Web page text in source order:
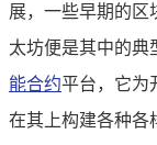
展，一些早期的区
太坊便是其中的典
能合约平台，它为
在其上构建各种各